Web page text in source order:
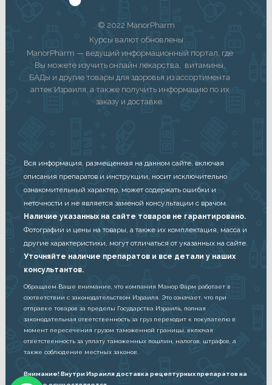
© 2022 ManorPharm
Курсы валют обновлены
ManorPharm — ведущий информационный портал, где
Вы можете изучить онлайн лекарства, витамины,
БАДы и другие товары для здоровья из ассортимента
аптек Израиля, а также получить информацию по их
заказу и доставке.
Вся информация, размещенная на данном сайте, включая
описания препаратов и инструкции, носит исключительно
ознакомительный характер, может содержать ошибки и
неточности и не является заменой консультации с врачом.
Наличие указанных на сайте товаров не гарантировано.
Фотографии и цены на товары, а также их комплектация, масса и
другие характеристики, могут отличаться от указанных на сайте.
Уточняйте наличие препаратов и все детали у наших
консультантов.
Обращаем Ваше внимание, что компания Манор Фарм работает в
соответствии с законодательством Израиля. Это означает, что при
отправке товаров за пределы Государства Израиль, полная
законодательная ответственность за груз переходит к покупателю в
момент пересечения грузом таможенной границы, включая
ответственность за уплату таможенных пошлин, налогов, штрафов, а
также соблюдение местных законов.
Внимание! Внутри Израиля доставка рецептурных препаратов на